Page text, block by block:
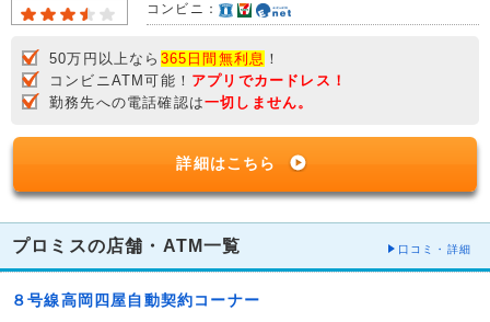
コンビニ：
50万円以上なら 365日間無利息 ！
コンビニATM可能！ アプリでカードレス！
勤務先への電話確認は一切しません。
詳細はこちら
プロミスの店舗・ATM一覧 口コミ・詳細
８号線高岡四屋自動契約コーナー